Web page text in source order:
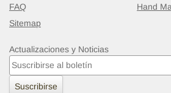
FAQ
Sitemap
Hand
Actualizaciones y Noticias
Suscribirse